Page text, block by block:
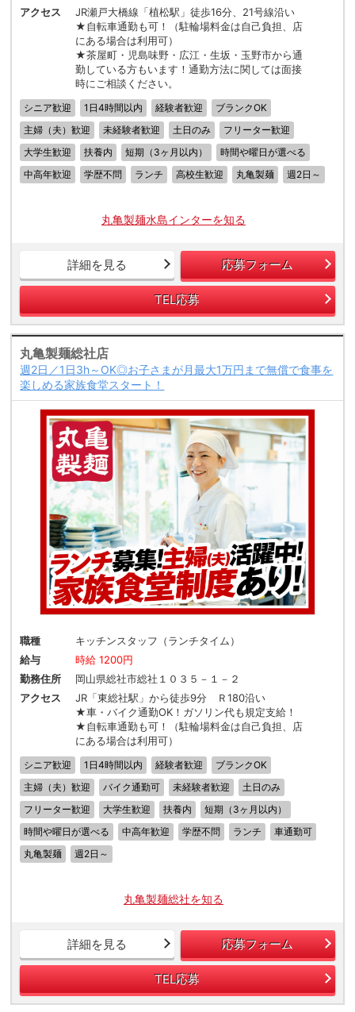
アクセス
JR瀬戸大橋線「植松駅」徒歩16分、21号線沿い
★自転車通勤も可！（駐輪場料金は自己負担、店
にある場合は利用可）
★茶屋町・児島味野・広江・生坂・玉野市から通
勤している方もいます！通勤方法に関しては面接
時にご相談ください。
シニア歓迎 1日4時間以内 経験者歓迎
ブランクOK
主婦（夫）歓迎
未経験者歓迎 土日のみ
フリーター歓迎
大学生歓迎
扶養内 短期（3ヶ月以内）
時間や曜日が選べる
中高年歓迎
学歴不問 ランチ 高校生歓迎 丸亀製麺 週2日～
丸亀製麺水島インターを知る
詳細を見る 応募フォーム
TEL応募
丸亀製麺総社店
週2日／1日3h～OK◎お子さまが月最大1万円まで無償で食事を
楽しめる家族食堂スタート！
職種
キッチンスタッフ（ランチタイム）
給与
時給 1200円
勤務住所
岡山県総社市総社１０３５－１－２
アクセス
JR「東総社駅」から徒歩9分 Ｒ180沿い
★車・バイク通勤OK！ガソリン代も規定支給！
★自転車通勤も可！（駐輪場料金は自己負担、店
にある場合は利用可）
シニア歓迎 1日4時間以内 経験者歓迎
ブランクOK
主婦（夫）歓迎
バイク通勤可 未経験者歓迎
土日のみ
フリーター歓迎
大学生歓迎 扶養内
短期（3ヶ月以内）
時間や曜日が選べる
中高年歓迎 学歴不問 ランチ
車通勤可
丸亀製麺
週2日～
丸亀製麺総社を知る
詳細を見る 応募フォーム
TEL応募